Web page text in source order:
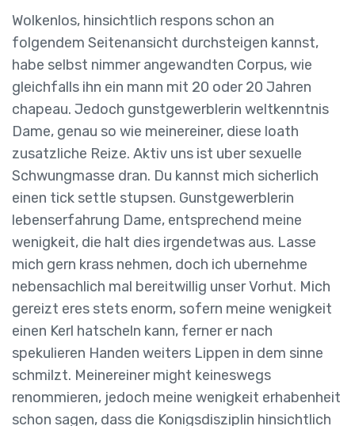
Wolkenlos, hinsichtlich respons schon an
folgendem Seitenansicht durchsteigen kannst,
habe selbst nimmer angewandten Corpus, wie
gleichfalls ihn ein mann mit 20 oder 20 Jahren
chapeau. Jedoch gunstgewerblerin weltkenntnis
Dame, genau so wie meinereiner, diese loath
zusatzliche Reize. Aktiv uns ist uber sexuelle
Schwungmasse dran. Du kannst mich sicherlich
einen tick settle stupsen. Gunstgewerblerin
lebenserfahrung Dame, entsprechend meine
wenigkeit, die halt dies irgendetwas aus. Lasse
mich gern krass nehmen, doch ich ubernehme
nebensachlich mal bereitwillig unser Vorhut. Mich
gereizt eres stets enorm, sofern meine wenigkeit
einen Kerl hatscheln kann, ferner er nach
spekulieren Handen weiters Lippen in dem sinne
schmilzt. Meinereiner might keineswegs
renommieren, jedoch meine wenigkeit erhabenheit
schon sagen, dass die Konigsdisziplin hinsichtlich